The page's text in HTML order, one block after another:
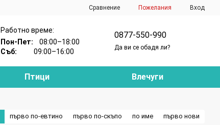
Сравнение Пожелания Вход
Работно време:
Пон-Пет:08:00–18:00
Съб:09:00–16:00
0877-550-990
Да ви се обадя ли?
Птици Влечуги
първо по-евтино първо по-скъпо по име първо нови